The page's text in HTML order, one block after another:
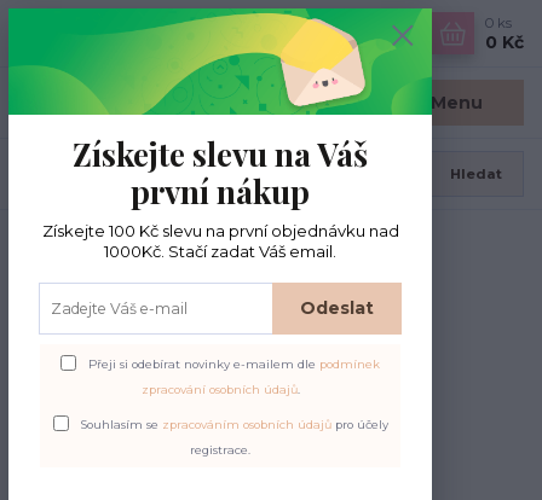
Menu
CZK
Hledat
0 ks
0 Kč
Úvod Kontakty
Kontaktné informácie
IČO: 48199079
DIČ: 1081129192
Získejte slevu na Váš
první nákup
Získejte 100 Kč slevu na první objednávku nad
1000Kč. Stačí zadat Váš email.
Odeslat
Přeji si odebírat novinky e-mailem dle podmínek
zpracování osobních údajů.
Souhlasím se zpracováním osobních údajůpro účely
registrace.